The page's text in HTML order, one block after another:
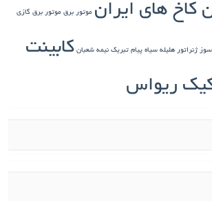
کاخ های ایران موتور برق موتور برق گازی
ژنراتور هلیله سیاه پیام تبریک نیمه شعبان کابینت
ریواس